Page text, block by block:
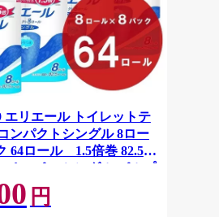
エリエール トイレットテ
ンパクトシングル 8ロー
64ロール 1.5倍巻 82.5m
ペーパー シングル パルプ
つき 日用品 消耗品 備蓄
円